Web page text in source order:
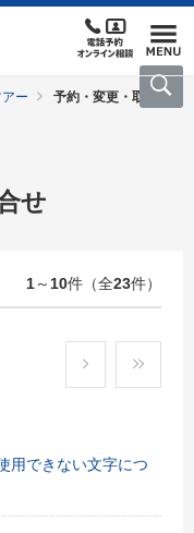
ー
予約・変更・取消に
せ
1～ 10件（全23件）
用できない文字につ